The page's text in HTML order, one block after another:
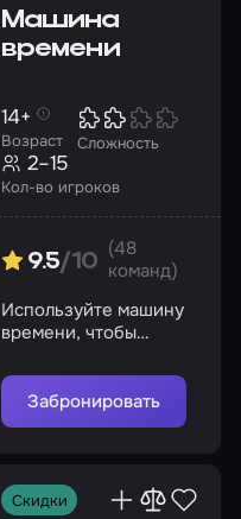
Машина
времени
Возраст
14+
Сложность
Кол-во игроков
2–15
9.5/10
(48
команд)
Используйте машину
времени, чтобы
и будущее
Забронировать
Скидки